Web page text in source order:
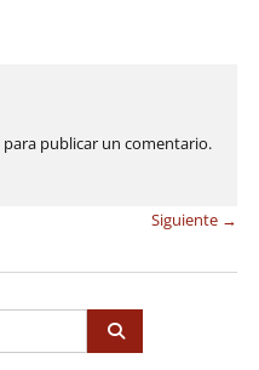
para publicar un comentario.
Siguiente →